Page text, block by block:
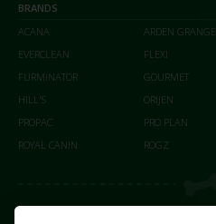
BRANDS
ACANA
ARDEN GRANGE
EVERCLEAN
FLEXI
FURMINATOR
GOURMET
HILL'S
ORIJEN
PROPAC
PRO PLAN
ROYAL CANIN
ROGZ